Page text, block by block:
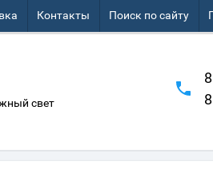
Контакты Поиск по сайту
свет